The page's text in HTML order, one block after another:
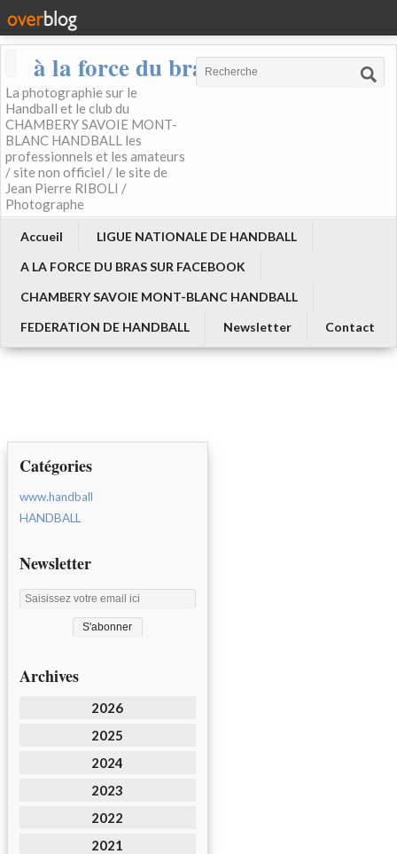
à la force du bras
La photographie sur le
Handball et le club du
CHAMBERY SAVOIE MONT-
BLANC HANDBALL les
professionnels et les amateurs
/ site non officiel / le site de
Jean Pierre RIBOLI /
Photographe
Accueil
LIGUE NATIONALE DE HANDBALL
A LA FORCE DU BRAS SUR FACEBOOK
CHAMBERY SAVOIE MONT-BLANC HANDBALL
FEDERATION DE HANDBALL
Newsletter Contact
Catégories
www.handball
HANDBALL
Newsletter
Archives
2026
2025
2024
2023
2022
2021